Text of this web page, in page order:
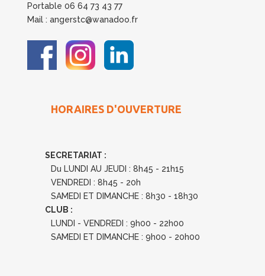
Portable 06 64 73 43 77
Mail : angerstc@wanadoo.fr
HORAIRES D'OUVERTURE
SECRETARIAT :
Du LUNDI AU JEUDI : 8h45 - 21h15
VENDREDI : 8h45 - 20h
SAMEDI ET DIMANCHE : 8h30 - 18h30
CLUB :
LUNDI - VENDREDI : 9h00 - 22h00
SAMEDI ET DIMANCHE : 9h00 - 20h00